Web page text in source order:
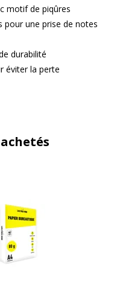
motif de piqûres
pour une prise de notes
durabilité
éviter la perte